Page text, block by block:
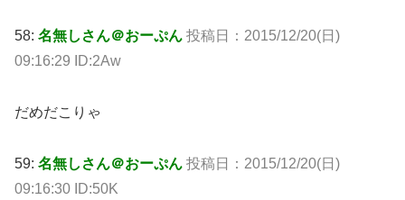
58: 名無しさん＠おーぷん 投稿日：2015/12/20(日)
09:16:29 ID:2Aw
だめだこりゃ
59: 名無しさん＠おーぷん 投稿日：2015/12/20(日)
09:16:30 ID:50K